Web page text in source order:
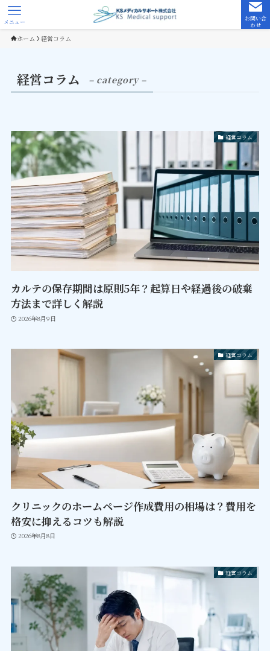
お問い合
わせ
メニュー
ホーム 経営コラム
経営コラム – category –
経営コラム
カルテの保存期間は原則5年？起算日や経過後の破棄
方法まで詳しく解説
2026年8月9日
経営コラム
クリニックのホームページ作成費用の相場は？費用を
格安に抑えるコツも解説
2026年8月8日
経営コラム